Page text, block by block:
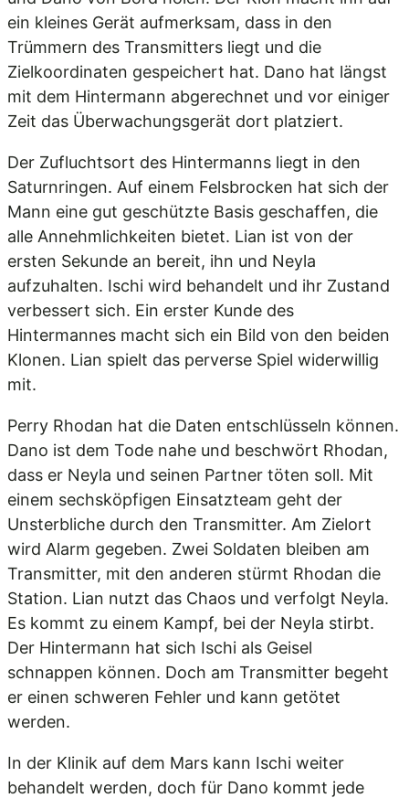
ein kleines Gerät aufmerksam, dass in den
Trümmern des Transmitters liegt und die
Zielkoordinaten gespeichert hat. Dano hat längst
mit dem Hintermann abgerechnet und vor einiger
Zeit das Überwachungsgerät dort platziert.
Der Zufluchtsort des Hintermanns liegt in den
Saturnringen. Auf einem Felsbrocken hat sich der
Mann eine gut geschützte Basis geschaffen, die
alle Annehmlichkeiten bietet. Lian ist von der
ersten Sekunde an bereit, ihn und Neyla
aufzuhalten. Ischi wird behandelt und ihr Zustand
verbessert sich. Ein erster Kunde des
Hintermannes macht sich ein Bild von den beiden
Klonen. Lian spielt das perverse Spiel widerwillig
mit.
Perry Rhodan hat die Daten entschlüsseln können.
Dano ist dem Tode nahe und beschwört Rhodan,
dass er Neyla und seinen Partner töten soll. Mit
einem sechsköpfigen Einsatzteam geht der
Unsterbliche durch den Transmitter. Am Zielort
wird Alarm gegeben. Zwei Soldaten bleiben am
Transmitter, mit den anderen stürmt Rhodan die
Station. Lian nutzt das Chaos und verfolgt Neyla.
Es kommt zu einem Kampf, bei der Neyla stirbt.
Der Hintermann hat sich Ischi als Geisel
schnappen können. Doch am Transmitter begeht
er einen schweren Fehler und kann getötet
werden.
In der Klinik auf dem Mars kann Ischi weiter
behandelt werden, doch für Dano kommt jede